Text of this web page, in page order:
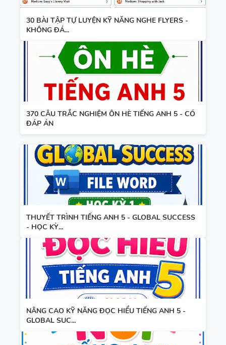
30 BÀI TẬP TỰ LUYỆN KỸ NĂNG NGHE FLYERS -
KHÔNG ĐÁ...
370 CÂU TRẮC NGHIỆM ÔN HÈ TIẾNG ANH 5 - CÓ
ĐÁP ÁN
THUYẾT TRÌNH TIẾNG ANH 5 - GLOBAL SUCCESS
- HỌC KỲ...
NÂNG CAO KỸ NĂNG ĐỌC HIỂU TIẾNG ANH 5 -
GLOBAL SUC...